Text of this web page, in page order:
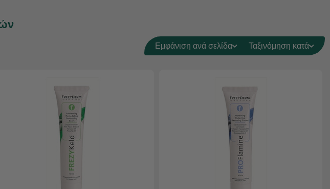
Εμφάνιση ανά σελίδα Ταξινόμηση κατά